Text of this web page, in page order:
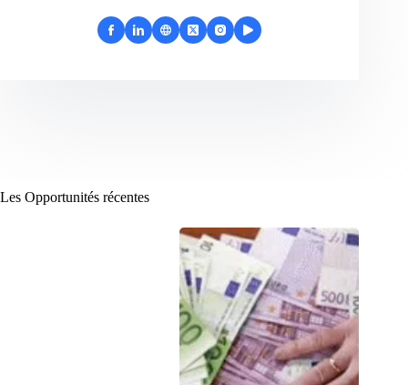
Les Opportunités récentes